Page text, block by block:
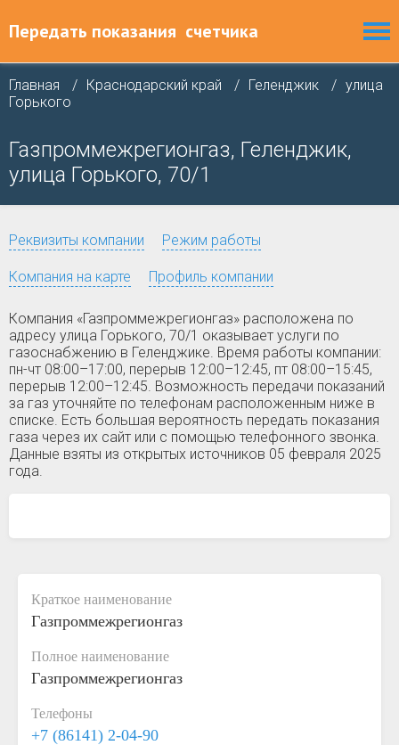
Передать показания счетчика
Главная Краснодарский край Геленджик
улица
Горького
Газпроммежрегионгаз, Геленджик,
улица Горького, 70/1
Реквизиты компании Режим работы
Компания на карте Профиль компании
Компания «Газпроммежрегионгаз» расположена по
адресу улица Горького, 70/1 оказывает услуги по
газоснабжению в Геленджике. Время работы компании:
пн-чт 08:00–17:00, перерыв 12:00–12:45, пт 08:00–15:45,
перерыв 12:00–12:45. Возможность передачи показаний
за газ уточняйте по телефонам расположенным ниже в
списке. Есть большая вероятность передать показания
газа через их сайт или с помощью телефонного звонка.
Данные взяты из открытых источников 05 февраля 2025
года.
Краткое наименование
Газпроммежрегионгаз
Полное наименование
Газпроммежрегионгаз
Телефоны
+7 (86141) 2-04-90